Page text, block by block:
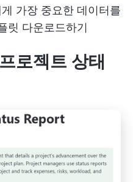
가장 중요한 데이터를
릿 다운로드하기
로젝트 상태